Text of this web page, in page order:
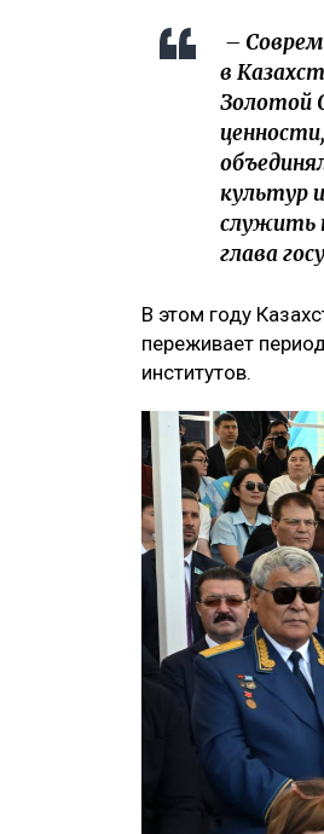
–
в
Золотой
культур
служить
глава
В этом году
переживает
институтов.